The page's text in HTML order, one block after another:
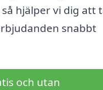
hjälper vi dig att
snabbt
och utan